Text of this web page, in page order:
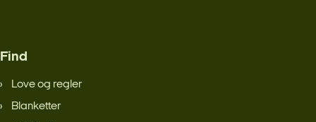
Find
Love og regler
Blanketter